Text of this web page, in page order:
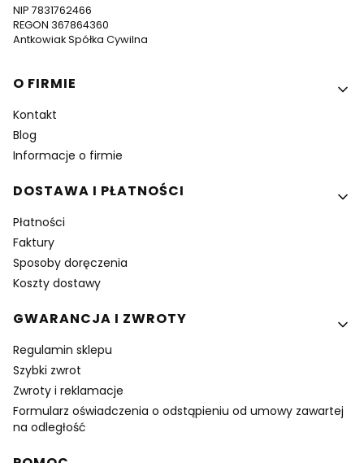
NIP 7831762466
REGON 367864360
Antkowiak Spółka Cywilna
Linki w stopce
O FIRMIE
Kontakt
Blog
Informacje o firmie
DOSTAWA I PŁATNOŚCI
Płatności
Faktury
Sposoby doręczenia
Koszty dostawy
GWARANCJA I ZWROTY
Regulamin sklepu
Szybki zwrot
Zwroty i reklamacje
Formularz oświadczenia o odstąpieniu od umowy zawartej
na odległość